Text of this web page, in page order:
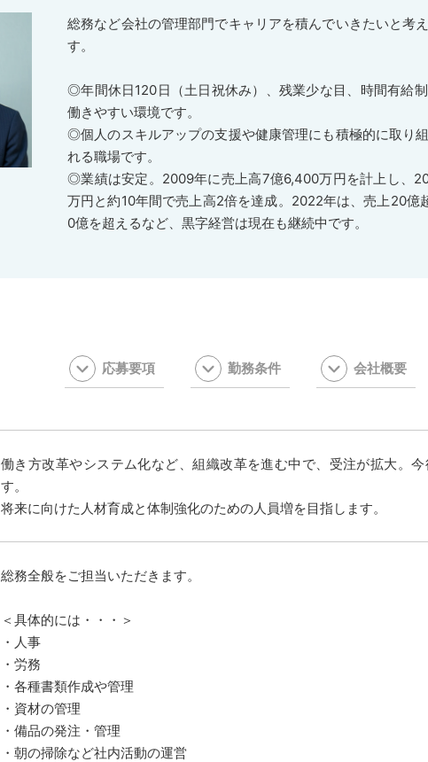
総務など会社の管理部門でキャリアを積んでいきたいと考
す。
◎年間休日120日（土日祝休み）、残業少な目、時間有給制
働きやすい環境です。
◎個人のスキルアップの支援や健康管理にも積極的に取り
れる職場です。
◎業績は安定。2009年に売上高7億6,400万円を計上し、
万円と約10年間で売上高2倍を達成。2022年は、売上20億
0億を超えるなど、黒字経営は現在も継続中です。
応募要項 勤務条件 会社概要
働き方改革やシステム化など、組織改革を進む中で、受注が拡大。
す。
将来に向けた人材育成と体制強化のための人員増を目指します。
総務全般をご担当いただきます。
＜具体的には・・・＞
・人事
・労務
・各種書類作成や管理
・資材の管理
・備品の発注・管理
・朝の掃除など社内活動の運営